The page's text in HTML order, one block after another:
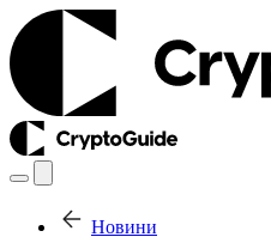
Новини